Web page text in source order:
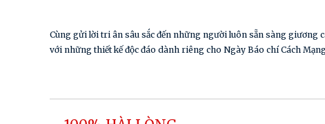
Cùng gửi lời tri ân sâu sắc đến những người luôn sẵn sàng giương
với những thiết kế độc đáo dành riêng cho Ngày Báo chí Cách